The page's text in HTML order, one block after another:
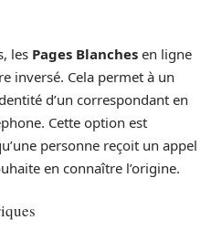
les Pages Blanches en ligne
inversé. Cela permet à un
d’un correspondant en
Cette option est
personne reçoit un appel
en connaître l’origine.